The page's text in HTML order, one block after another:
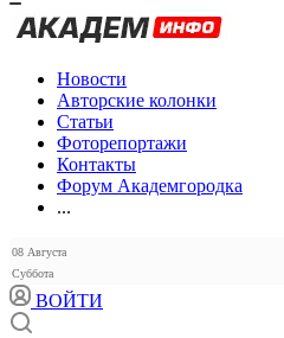
Новости
Авторские колонки
Статьи
Фоторепортажи
Контакты
Форум Академгородка
...
08 Августа
Суббота
ВОЙТИ